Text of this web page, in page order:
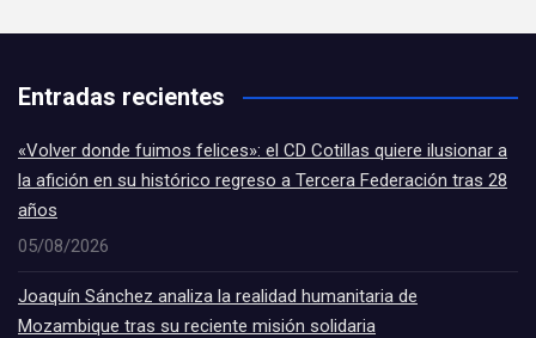
Entradas recientes
«Volver donde fuimos felices»: el CD Cotillas quiere ilusionar a
la afición en su histórico regreso a Tercera Federación tras 28
años
05/08/2026
Joaquín Sánchez analiza la realidad humanitaria de
Mozambique tras su reciente misión solidaria